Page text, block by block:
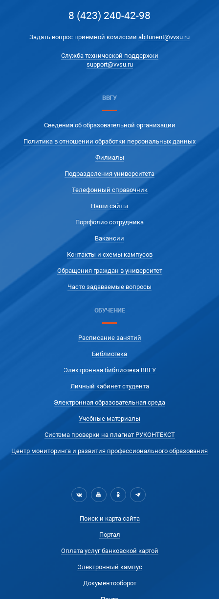
8 (423) 240-42-98
Задать вопрос приемной комиссии abiturient@vvsu.ru
Служба технической поддержки
support@vvsu.ru
ВВГУ
Сведения об образовательной организации
Политика в отношении обработки персональных данных
Филиалы
Подразделения университета
Телефонный справочник
Наши сайты
Портфолио сотрудника
Вакансии
Контакты и схемы кампусов
Обращения граждан в университет
Часто задаваемые вопросы
ОБУЧЕНИЕ
Расписание занятий
Библиотека
Электронная библиотека ВВГУ
Личный кабинет студента
Электронная образовательная среда
Учебные материалы
Система проверки на плагиат РУКОНТЕКСТ
Центр мониторинга и развития профессионального образования
Поиск и карта сайта
Портал
Оплата услуг банковской картой
Электронный кампус
Документооборот